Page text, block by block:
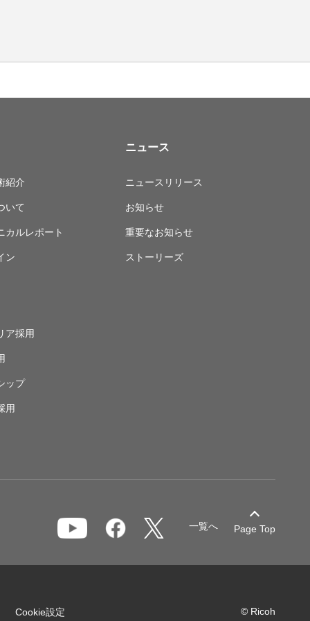
紹介
いて
カルレポート
ン
ア採用
ップ
用
ニュース
ニュースリリース
お知らせ
重要なお知らせ
ストーリーズ
Page Top
一覧へ
Cookie設定 © Ricoh